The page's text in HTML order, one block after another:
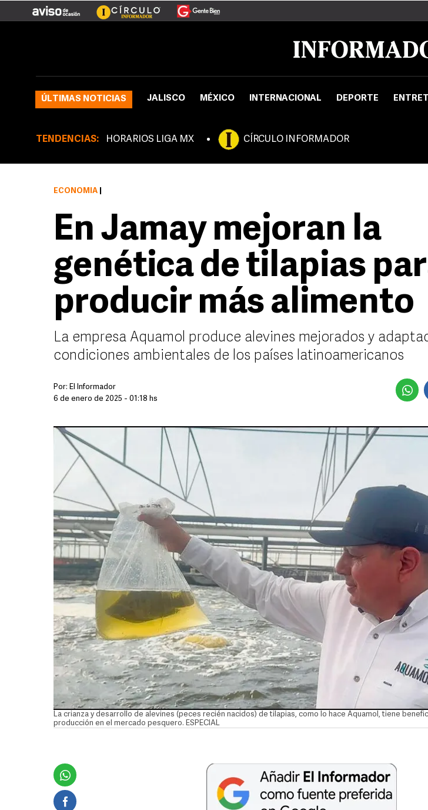
ÚLTIMAS NOTICIAS JALISCO MÉXICO INTERNACIONAL DEPORTE
TENDENCIAS: HORARIOS LIGA MX CÍRCULO INFORMADOR
ECONOMÍA
En Jamay mejoran la
genética de tilapias
producir más alimento
La empresa Aquamol produce alevines mejorados y
condiciones ambientales de los países latinoamericanos
Por: El Informador
6 de enero de 2025 - 01:18 hs
La crianza y desarrollo de alevines (peces recién nacidos) de tilapias, como lo hace Aquamol, tiene
producción en el mercado pesquero. ESPECIAL